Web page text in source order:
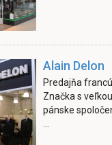
Alain Delon
Predajňa
Značka s
pánske